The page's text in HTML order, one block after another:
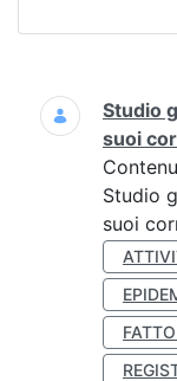
Ricerca
Studio
suoi
Studio
suoi